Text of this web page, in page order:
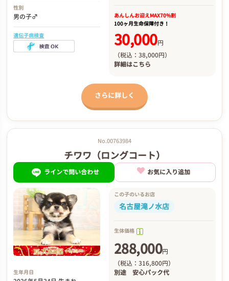
性別
男の子♂
遺伝子病検査
あんしんお迎えMAX70%割
100ヶ月生命保障付き！
30,000円
（税込：38,000円）
詳細はこちら
さらに詳しく
No.00763984
チワワ（ロングコート）
ラインで問い合わせ お気に入り追加
生年月日
この子のいるお店
名古屋滝ノ水店
生体価格
288,000円
（税込：316,800円）
別途 安心パック代